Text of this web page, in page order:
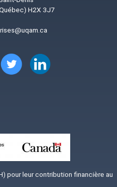
H2X 3J7
Image Image
pour leur contribution financière au